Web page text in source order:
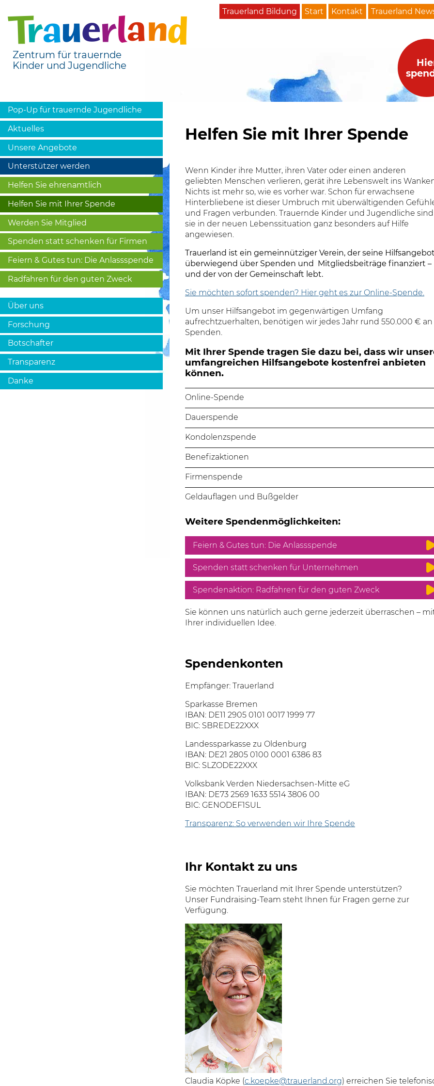
Zentrum für trauernde
Kinder und Jugendliche
Pop-Up für trauernde Jugendliche
Aktuelles
Unsere Angebote
Unterstützer werden
Helfen Sie ehrenamtlich
Helfen Sie mit Ihrer Spende
Werden Sie Mitglied
Spenden statt schenken für Firmen
Feiern & Gutes tun: Die Anlassspende
Radfahren für den guten Zweck
Über uns
Forschung
Botschafter
Transparenz
Danke
Trauerland Bildung Start Kontakt Trauerland
Helfen Sie mit Ihrer Spende
Wenn Kinder ihre Mutter, ihren Vater oder einen anderen
geliebten Menschen verlieren, gerät ihre Lebenswelt ins
Nichts ist mehr so, wie es vorher war. Schon für erwachsene
Hinterbliebene ist dieser Umbruch mit überwältigenden
und Fragen verbunden. Trauernde Kinder und Jugendliche sind
sie in der neuen Lebenssituation ganz besonders auf Hilfe
angewiesen.
Trauerland ist ein gemeinnütziger Verein, der seine
überwiegend über Spenden und Mitgliedsbeiträge finanziert –
und der von der Gemeinschaft lebt.
Sie möchten sofort spenden? Hier geht es zur Online-Spende.
Um unser Hilfsangebot im gegenwärtigen Umfang
aufrechtzuerhalten, benötigen wir jedes Jahr rund 550.000 € an
Spenden.
Mit Ihrer Spende tragen Sie dazu bei, dass wir
umfangreichen Hilfsangebote kostenfrei anbieten
können.
Online-Spende
Dauerspende
Kondolenzspende
Benefizaktionen
Firmenspende
Geldauflagen und Bußgelder
Weitere Spendenmöglichkeiten:
Feiern & Gutes tun: Die Anlassspende
Spenden statt schenken für Unternehmen
Spendenaktion: Radfahren für den guten Zweck
Sie können uns natürlich auch gerne jederzeit überraschen –
Ihrer individuellen Idee.
Spendenkonten
Empfänger: Trauerland
Sparkasse Bremen
IBAN: DE11 2905 0101 0017 1999 77
BIC: SBREDE22XXX
Landessparkasse zu Oldenburg
IBAN: DE21 2805 0100 0001 6386 83
BIC: SLZODE22XXX
Volksbank Verden Niedersachsen-Mitte eG
IBAN: DE73 2569 1633 5514 3806 00
BIC: GENODEF1SUL
Transparenz: So verwenden wir Ihre Spende
Ihr Kontakt zu uns
Sie möchten Trauerland mit Ihrer Spende unterstützen?
Unser Fundraising-Team steht Ihnen für Fragen gerne zur
Verfügung.
Claudia Köpke (c.koepke@trauerland.org) erreichen Sie